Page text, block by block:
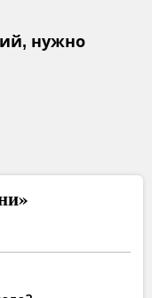
нужно